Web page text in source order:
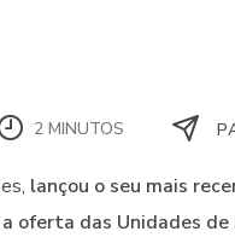
2 MINUTOS
lançou o seu mais
oferta das Unidades